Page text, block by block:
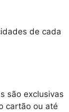
de cada
são exclusivas
cartão ou até